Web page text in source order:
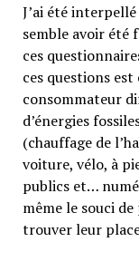
J’ai été
semble avoir été
ces
ces questions est
consommateur
d’énergies
(chauffage de
voiture, vélo, à
publics et…
même le souci
trouver leur